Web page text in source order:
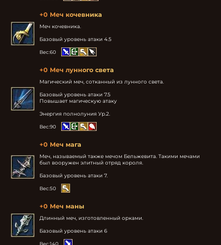
+0 Меч кочевника
Меч кочевника.
Базовый уровень атаки 4.5
Вес:60
+0 Меч лунного света
Магический меч, сотканный из лунного света.
Базовый уровень атаки 7.5
Повышает магическую атаку
Энергия полнолуния Ур.2.
Вес:90
+0 Меч мага
Меч, называемый также мечом Бельжевита. Такими мечами
был вооружен элитный отряд короля.
Базовый уровень атаки 7.
Вес:50
+0 Меч маны
Длинный меч, изготовленный орками.
Базовый уровень атаки 6
Вес:140